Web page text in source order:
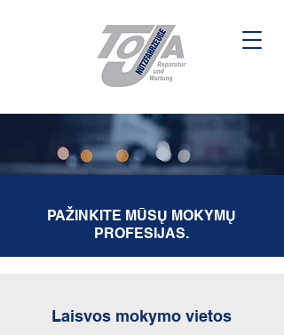
PAŽINKITE MŪSŲ MOKYMŲ
PROFESIJAS.
Laisvos mokymo vietos